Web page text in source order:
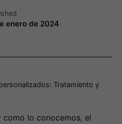
enero de 2024
Tratamiento y
lo conocemos, el